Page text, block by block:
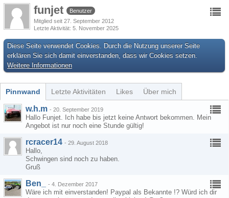
funjet
Benutzer
Mitglied seit 27. September 2012
Letzte Aktivität 5. November 2025
Diese Seite verwendet Cookies. Durch die Nutzung unserer Seite
erklären Sie sich damit einverstanden, dass wir Cookies setzen.
Weitere Informationen
Pinnwand Letzte Aktivitäten Likes Über mich
w.h.m - 20. September 2019
Hallo Funjet. Ich habe bis jetzt keine Antwort bekommen. Mein
Angebot ist nur noch eine Stunde gültig!
rcracer14 - 29. August 2018
Hallo,
Schwingen sind noch zu haben.
Gruß
Ben_ - 4. Dezember 2017
Wäre ich mit einverstanden! Paypal als Bekannte !? Würd ich dir